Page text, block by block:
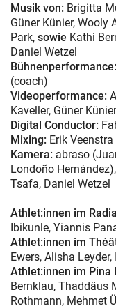
Musik von: Brigitta
Güner Künier, Wooly
Park, sowie Kathi
Daniel Wetzel
Bühnenperformance:
(coach)
Videoperformance:
Kaveller, Güner
Digital Conductor:
Mixing: Erik Veenstra
Kamera: abraso
Londoño
Tsafa, Daniel Wetzel
Athlet:innen im
Ibikunle, Yiannis
Athlet:innen im
Ewers, Alisha
Athlet:innen im Pina
Bernklau, Thaddäus
Rothmann, Mehmet